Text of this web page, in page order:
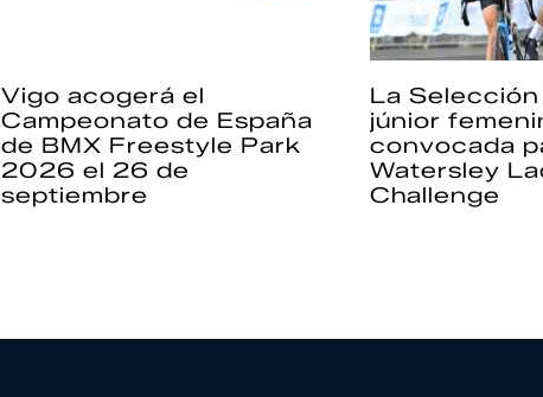
Vigo acogerá el
Campeonato de España
de BMX Freestyle Park
2026 el 26 de
septiembre
La Selección
júnior
convocada
Watersley
Challenge